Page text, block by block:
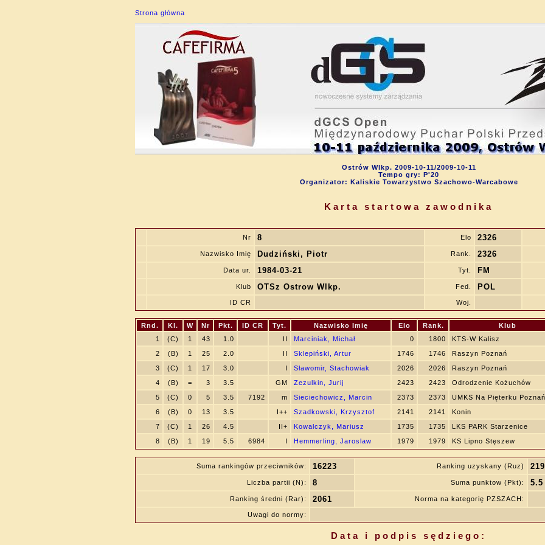
Strona główna
Ostrów Wlkp. 2009-10-11/2009-10-11
Tempo gry: P'20
Organizator: Kaliskie Towarzystwo Szachowo-Warcabowe
Karta startowa zawodnika
Nr 8 Elo 2326
Nazwisko Imię Dudziński, Piotr Rank. 2326
Data ur. 1984-03-21 Tyt. FM
Klub OTSz Ostrow Wlkp. Fed. POL
ID CR Woj.
Rnd. Kl. W Nr Pkt. ID CR Tyt. Nazwisko Imię Elo Rank.
Klub
1
(C) 1 43 1.0 II Marciniak, Michał 0 1800
KTS-W Kalisz
2
(B) 1 25 2.0 II Sklepiński, Artur 1746 1746
Raszyn Poznań
3
(C) 1 17 3.0 I Sławomir, Stachowiak 2026 2026
Raszyn Poznań
4
(B) = 3 3.5 GM Zezulkin, Jurij 2423 2423
Odrodzenie Kożuchów
5
(C) 0 5 3.5 7192 m Sieciechowicz, Marcin 2373 2373
UMKS Na Pięterku Poznań
6
(B) 0 13 3.5 I++ Szadkowski, Krzysztof 2141 2141
Konin
7
(C) 1 26 4.5 II+ Kowalczyk, Mariusz 1735 1735
LKS PARK Starzenice
8
(B) 1 19 5.5 6984 I Hemmerling, Jaroslaw 1979 1979 KS Lipno Stęszew
Suma rankingów przeciwników: 16223 Ranking uzyskany (Ruz)
Liczba partii (N): 8 Suma punktow (Pkt): 5.5
Ranking średni (Rar): 2061 Norma na kategorię PZSZACH:
Uwagi do normy:
Data i podpis sędziego: